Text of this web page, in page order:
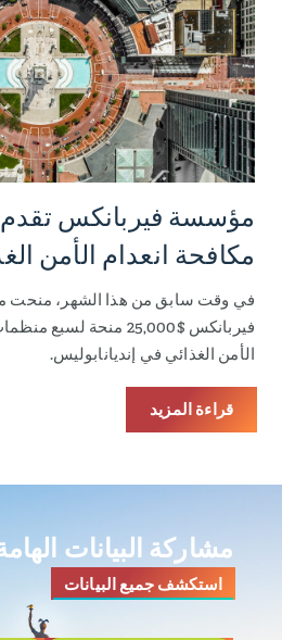
مؤسسة فيربانكس
مكافحة انعدام الأمن
في وقت سابق من هذا الشهر، منحت
فيربانكس $25,000 منحة
الأمن الغذائي في إنديانابوليس.
قراءة المزيد
مشاركة البيانات
استكشف جميع البيانات